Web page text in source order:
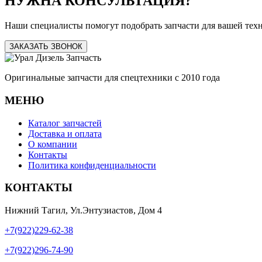
Наши специалисты помогут подобрать запчасти для вашей
ЗАКАЗАТЬ ЗВОНОК
Оригинальные запчасти для спецтехники с 2010 года
МЕНЮ
Каталог запчастей
Доставка и оплата
О компании
Контакты
Политика конфиденциальности
КОНТАКТЫ
Нижний Тагил, Ул.Энтузиастов, Дом 4
+7(922)229-62-38
+7(922)296-74-90